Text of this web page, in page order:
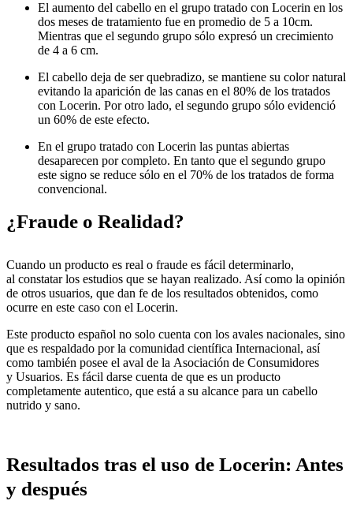
El aumento del cabello en el grupo tratado con Locerin en los
dos meses de tratamiento fue en promedio de 5 a 10cm.
Mientras que el segundo grupo sólo expresó un crecimiento
de 4 a 6 cm.
El cabello deja de ser quebradizo, se mantiene su color natural
evitando la aparición de las canas en el 80% de los tratados
con Locerin. Por otro lado, el segundo grupo sólo evidenció
un 60% de este efecto.
En el grupo tratado con Locerin las puntas abiertas
desaparecen por completo. En tanto que el segundo grupo
este signo se reduce sólo en el 70% de los tratados de forma
convencional.
¿Fraude o Realidad?
Cuando un producto es real o fraude es fácil determinarlo,
al constatar los estudios que se hayan realizado. Así como la opinión
de otros usuarios, que dan fe de los resultados obtenidos, como
ocurre en este caso con el Locerin.
Este producto español no solo cuenta con los avales nacionales, sino
que es respaldado por la comunidad científica Internacional, así
como también posee el aval de la Asociación de Consumidores
y Usuarios. Es fácil darse cuenta de que es un producto
completamente autentico, que está a su alcance para un cabello
nutrido y sano.
Resultados tras el uso de Locerin: Antes
y después